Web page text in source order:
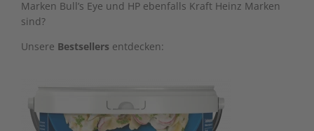
Marken Bull’s Eye und HP ebenfalls Kraft Heinz Marken
sind?
Unsere Bestsellers entdecken: